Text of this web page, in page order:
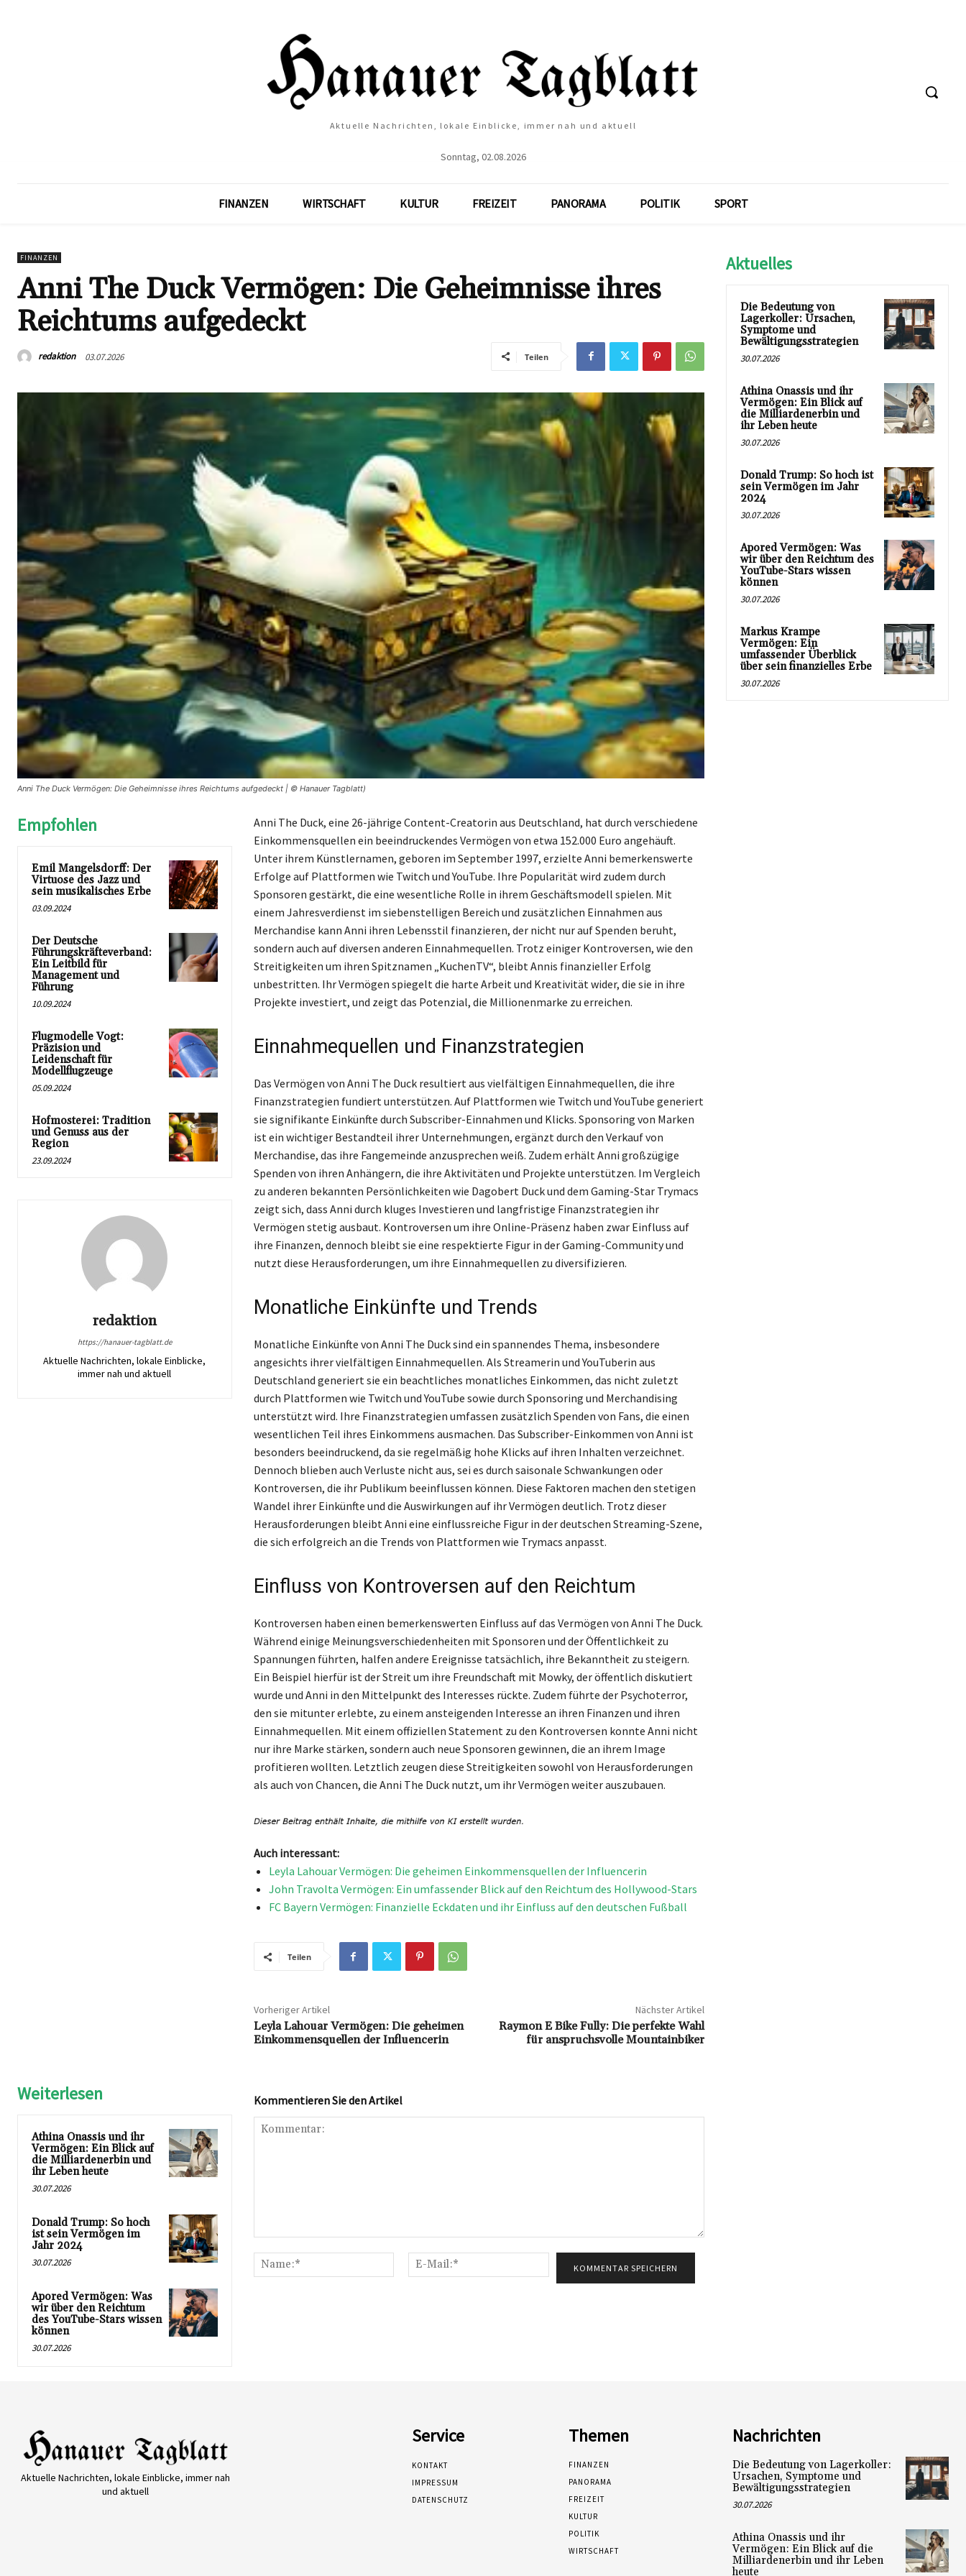
Aktuelle Nachrichten, lokale Einblicke, immer nah und aktuell
Sonntag, 02.08.2026
FINANZEN WIRTSCHAFT KULTUR FREIZEIT PANORAMA POLITIK SPORT
FINANZEN
Anni The Duck Vermögen: Die Geheimnisse ihres
Reichtums aufgedeckt
redaktion 03.07.2026 Teilen
Anni The Duck Vermögen: Die Geheimnisse ihres Reichtums aufgedeckt | © Hanauer Tagblatt)
Empfohlen
Emil Mangelsdorff: Der
Virtuose des Jazz und
sein musikalisches Erbe
03.09.2024
Der Deutsche
Führungskräfteverband:
Ein Leitbild für
Management und
Führung
10.09.2024
Flugmodelle Vogt:
Präzision und
Leidenschaft für
Modellflugzeuge
05.09.2024
Hofmosterei: Tradition
und Genuss aus der
Region
23.09.2024
redaktion
https://hanauer-tagblatt.de
Aktuelle Nachrichten, lokale Einblicke,
immer nah und aktuell
Anni The Duck, eine 26-jährige Content-Creatorin aus Deutschland, hat durch verschiedene
Einkommensquellen ein beeindruckendes Vermögen von etwa 152.000 Euro angehäuft.
Unter ihrem Künstlernamen, geboren im September 1997, erzielte Anni bemerkenswerte
Erfolge auf Plattformen wie Twitch und YouTube. Ihre Popularität wird zudem durch
Sponsoren gestärkt, die eine wesentliche Rolle in ihrem Geschäftsmodell spielen. Mit
einem Jahresverdienst im siebenstelligen Bereich und zusätzlichen Einnahmen aus
Merchandise kann Anni ihren Lebensstil finanzieren, der nicht nur auf Spenden beruht,
sondern auch auf diversen anderen Einnahmequellen. Trotz einiger Kontroversen, wie den
Streitigkeiten um ihren Spitznamen „KuchenTV“, bleibt Annis finanzieller Erfolg
unbestritten. Ihr Vermögen spiegelt die harte Arbeit und Kreativität wider, die sie in ihre
Projekte investiert, und zeigt das Potenzial, die Millionenmarke zu erreichen.
Einnahmequellen und Finanzstrategien
Das Vermögen von Anni The Duck resultiert aus vielfältigen Einnahmequellen, die ihre
Finanzstrategien fundiert unterstützen. Auf Plattformen wie Twitch und YouTube generiert
sie signifikante Einkünfte durch Subscriber-Einnahmen und Klicks. Sponsoring von Marken
ist ein wichtiger Bestandteil ihrer Unternehmungen, ergänzt durch den Verkauf von
Merchandise, das ihre Fangemeinde anzusprechen weiß. Zudem erhält Anni großzügige
Spenden von ihren Anhängern, die ihre Aktivitäten und Projekte unterstützen. Im Vergleich
zu anderen bekannten Persönlichkeiten wie Dagobert Duck und dem Gaming-Star Trymacs
zeigt sich, dass Anni durch kluges Investieren und langfristige Finanzstrategien ihr
Vermögen stetig ausbaut. Kontroversen um ihre Online-Präsenz haben zwar Einfluss auf
ihre Finanzen, dennoch bleibt sie eine respektierte Figur in der Gaming-Community und
nutzt diese Herausforderungen, um ihre Einnahmequellen zu diversifizieren.
Monatliche Einkünfte und Trends
Monatliche Einkünfte von Anni The Duck sind ein spannendes Thema, insbesondere
angesichts ihrer vielfältigen Einnahmequellen. Als Streamerin und YouTuberin aus
Deutschland generiert sie ein beachtliches monatliches Einkommen, das nicht zuletzt
durch Plattformen wie Twitch und YouTube sowie durch Sponsoring und Merchandising
unterstützt wird. Ihre Finanzstrategien umfassen zusätzlich Spenden von Fans, die einen
wesentlichen Teil ihres Einkommens ausmachen. Das Subscriber-Einkommen von Anni ist
besonders beeindruckend, da sie regelmäßig hohe Klicks auf ihren Inhalten verzeichnet.
Dennoch blieben auch Verluste nicht aus, sei es durch saisonale Schwankungen oder
Kontroversen, die ihr Publikum beeinflussen können. Diese Faktoren machen den stetigen
Wandel ihrer Einkünfte und die Auswirkungen auf ihr Vermögen deutlich. Trotz dieser
Herausforderungen bleibt Anni eine einflussreiche Figur in der deutschen Streaming-Szene,
die sich erfolgreich an die Trends von Plattformen wie Trymacs anpasst.
Einfluss von Kontroversen auf den Reichtum
Kontroversen haben einen bemerkenswerten Einfluss auf das Vermögen von Anni The Duck.
Während einige Meinungsverschiedenheiten mit Sponsoren und der Öffentlichkeit zu
Spannungen führten, halfen andere Ereignisse tatsächlich, ihre Bekanntheit zu steigern.
Ein Beispiel hierfür ist der Streit um ihre Freundschaft mit Mowky, der öffentlich diskutiert
wurde und Anni in den Mittelpunkt des Interesses rückte. Zudem führte der Psychoterror,
den sie mitunter erlebte, zu einem ansteigenden Interesse an ihren Finanzen und ihren
Einnahmequellen. Mit einem offiziellen Statement zu den Kontroversen konnte Anni nicht
nur ihre Marke stärken, sondern auch neue Sponsoren gewinnen, die an ihrem Image
profitieren wollten. Letztlich zeugen diese Streitigkeiten sowohl von Herausforderungen
als auch von Chancen, die Anni The Duck nutzt, um ihr Vermögen weiter auszubauen.
Auch interessant:
Leyla Lahouar Vermögen: Die geheimen Einkommensquellen der Influencerin
John Travolta Vermögen: Ein umfassender Blick auf den Reichtum des Hollywood-Stars
FC Bayern Vermögen: Finanzielle Eckdaten und ihr Einfluss auf den deutschen Fußball
Teilen
Vorheriger Artikel
Leyla Lahouar Vermögen: Die geheimen
Einkommensquellen der Influencerin
Nächster Artikel
Raymon E Bike Fully: Die perfekte Wahl
für anspruchsvolle Mountainbiker
Weiterlesen
Athina Onassis und ihr
Vermögen: Ein Blick auf
die Milliardenerbin und
ihr Leben heute
30.07.2026
Donald Trump: So hoch
ist sein Vermögen im
Jahr 2024
30.07.2026
Apored Vermögen: Was
wir über den Reichtum
des YouTube-Stars wissen
können
30.07.2026
Kommentieren Sie den Artikel
Name:*
Mail:*
Aktuelles
Die Bedeutung von
Lagerkoller: Ursachen,
Symptome und
Bewältigungsstrategien
30.07.2026
Athina Onassis und ihr
Vermögen: Ein Blick auf
die Milliardenerbin und
ihr Leben heute
30.07.2026
Donald Trump: So hoch ist
sein Vermögen im Jahr
2024
30.07.2026
Apored Vermögen: Was
wir über den Reichtum des
YouTube-Stars wissen
können
30.07.2026
Markus Krampe
Vermögen: Ein
umfassender Überblick
über sein finanzielles Erbe
30.07.2026
Aktuelle Nachrichten, lokale Einblicke, immer nah
und aktuell
Service
KONTAKT
IMPRESSUM
DATENSCHUTZ
Themen
FINANZEN
PANORAMA
FREIZEIT
KULTUR
POLITIK
WIRTSCHAFT
Nachrichten
Die Bedeutung von Lagerkoller:
Ursachen, Symptome und
Bewältigungsstrategien
30.07.2026
Athina Onassis und ihr
Vermögen: Ein Blick auf die
Milliardenerbin und ihr Leben
heute